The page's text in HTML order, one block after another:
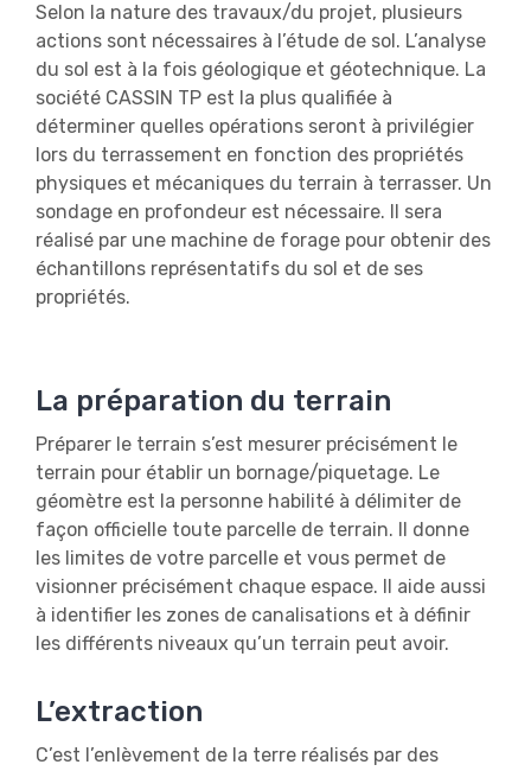
Selon la nature des travaux/du projet, plusieurs
actions sont nécessaires à l’étude de sol. L’analyse
du sol est à la fois géologique et géotechnique. La
société CASSIN TP est la plus qualifiée à
déterminer quelles opérations seront à privilégier
lors du terrassement en fonction des propriétés
physiques et mécaniques du terrain à terrasser. Un
sondage en profondeur est nécessaire. Il sera
réalisé par une machine de forage pour obtenir des
échantillons représentatifs du sol et de ses
propriétés.
La préparation du terrain
Préparer le terrain s’est mesurer précisément le
terrain pour établir un bornage/piquetage. Le
géomètre est la personne habilité à délimiter de
façon officielle toute parcelle de terrain. Il donne
les limites de votre parcelle et vous permet de
visionner précisément chaque espace. Il aide aussi
à identifier les zones de canalisations et à définir
les différents niveaux qu’un terrain peut avoir.
L’extraction
C’est l’enlèvement de la terre réalisés par des